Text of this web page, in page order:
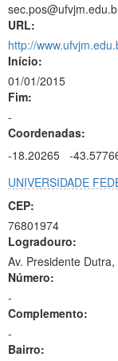
URL:
http://
Início:
01/01/2015
Fim:
-
Coordenadas:
-18.20265 -
UNIVERSIDADE
CEP:
76801974
Logradouro:
Av. Presidente
Número:
-
Complemento:
-
Bairro: